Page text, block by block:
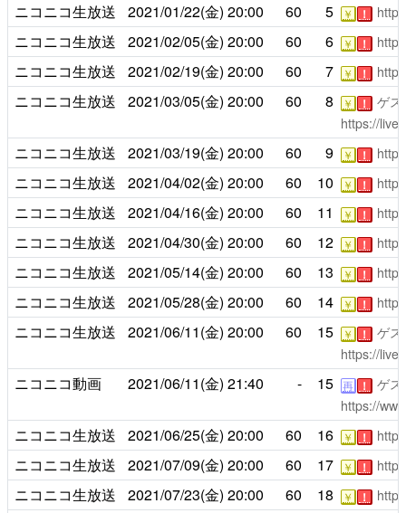
ニコニコ生放送 2021/01/22(金) 20:00 60 5 ￥ ！
ニコニコ生放送 2021/02/05(金) 20:00 60 6 ￥ ！
ニコニコ生放送 2021/02/19(金) 20:00 60 7 ￥ ！
ニコニコ生放送 2021/03/05(金) 20:00 60 8 ￥ ！
ゲス
https://
ニコニコ生放送 2021/03/19(金) 20:00 60 9 ￥ ！
ニコニコ生放送 2021/04/02(金) 20:00 60 10 ￥ ！
ニコニコ生放送 2021/04/16(金) 20:00 60 11 ￥ ！
ニコニコ生放送 2021/04/30(金) 20:00 60 12 ￥ ！
ニコニコ生放送 2021/05/14(金) 20:00 60 13 ￥ ！
ニコニコ生放送 2021/05/28(金) 20:00 60 14 ￥ ！
ニコニコ生放送 2021/06/11(金) 20:00 60 15 ￥ ！
ゲス
https://
ニコニコ動画 2021/06/11(金) 21:40 - 15 再 ！
ゲス
https://
ニコニコ生放送 2021/06/25(金) 20:00 60 16 ￥ ！
ニコニコ生放送 2021/07/09(金) 20:00 60 17 ￥ ！
ニコニコ生放送 2021/07/23(金) 20:00 60 18 ￥ ！